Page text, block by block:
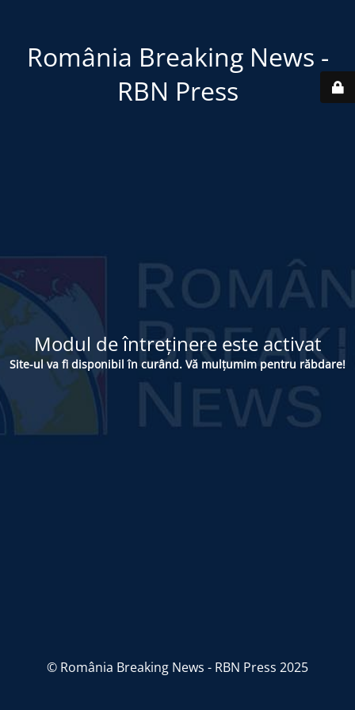
România Breaking News -
RBN Press
Modul de întreținere este activat
Site-ul va fi disponibil în curând. Vă mulțumim pentru răbdare!
© România Breaking News - RBN Press 2025